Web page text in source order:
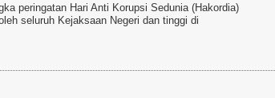
peringatan Hari Anti Korupsi Sedunia (Hakordia)
seluruh Kejaksaan Negeri dan tinggi di